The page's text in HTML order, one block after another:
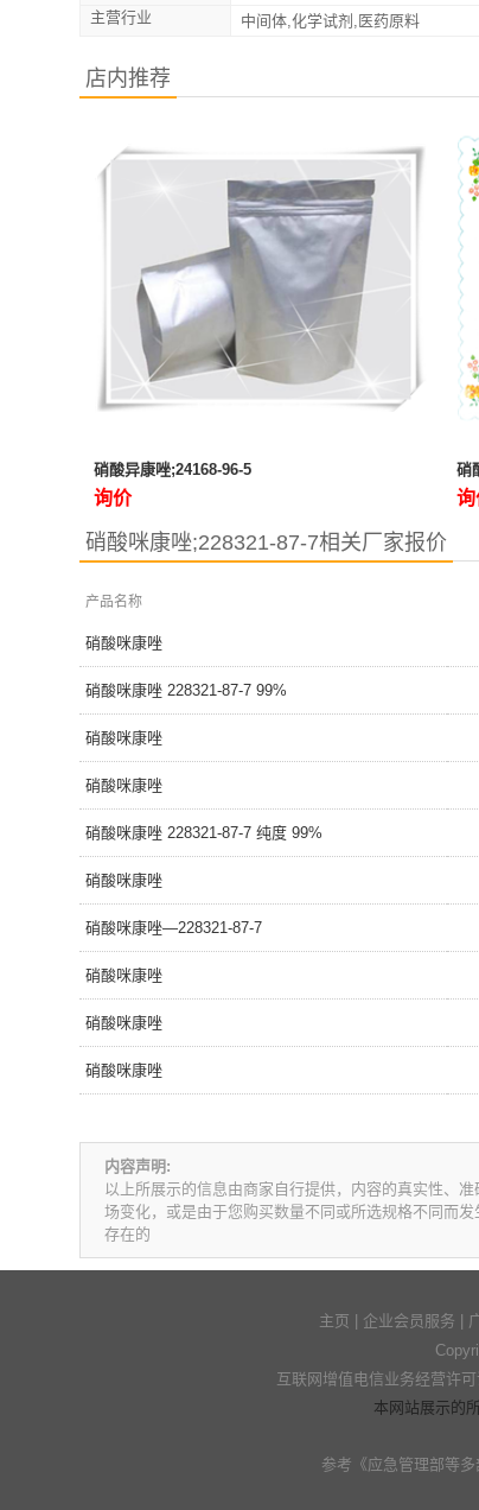
主营行业
中间体,化学试剂,医药原料
店内推荐
硝酸异康唑;24168-96-5
询价
硝
询
硝酸咪康唑;228321-87-7相关厂家报价
产品名称
硝酸咪康唑
硝酸咪康唑 228321-87-7 99%
硝酸咪康唑
硝酸咪康唑
硝酸咪康唑 228321-87-7 纯度 99%
硝酸咪康唑
硝酸咪康唑—228321-87-7
硝酸咪康唑
硝酸咪康唑
硝酸咪康唑
内容声明:
以上所展示的信息由商家自行提供，内容的真实性、
场变化，或是由于您购买数量不同或所选规格不同而
存在的
主页 企业会员服务
互联网增值电信业务经营许
本网站展示的
参考 《应急管理部等